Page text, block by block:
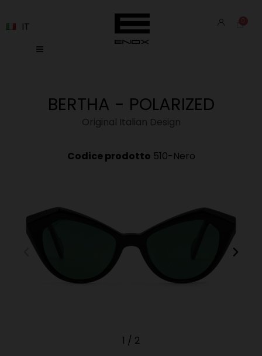
IT
BERTHA - POLARIZED
Original Italian Design
Codice prodotto 510-Nero
1 / 2